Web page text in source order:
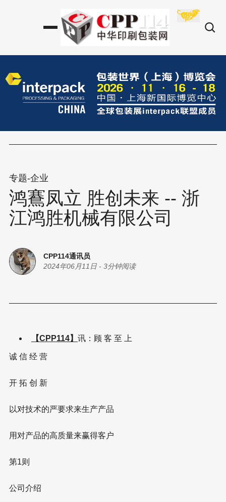
专题-企业
鸿鶱凤立 胜创未来 -- 浙
江鸿胜机械有限公司
CPP114通讯员
2024年06月11日 - 3分钟阅读
【CPP114】 讯：顾 客 至 上
诚 信 经 营
开 拓 创 新
以对技术的严要求来生产产品
用对产品的高质量来赢得客户
第1则
公司介绍